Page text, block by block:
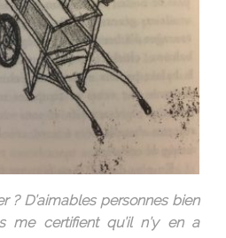
? D’aimables personnes bien
me certifient qu’il n’y en a